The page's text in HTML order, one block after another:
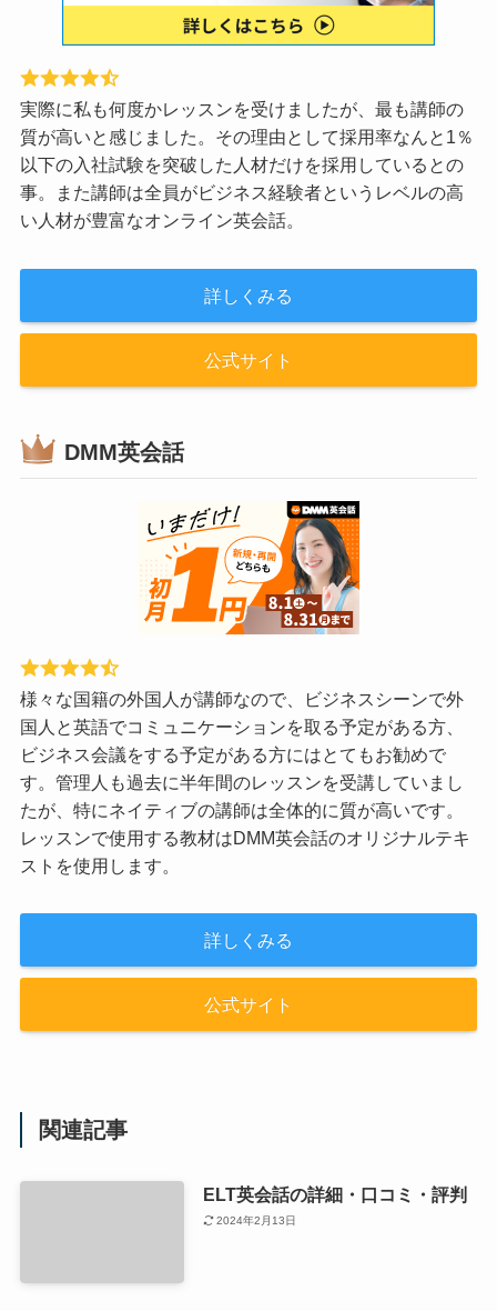
実際に私も何度かレッスンを受けましたが、最も講師の
質が高いと感じました。その理由として採用率なんと1％
以下の入社試験を突破した人材だけを採用しているとの
事。また講師は全員がビジネス経験者というレベルの高
い人材が豊富なオンライン英会話。
詳しくみる
公式サイト
DMM英会話
様々な国籍の外国人が講師なので、ビジネスシーンで外
国人と英語でコミュニケーションを取る予定がある方、
ビジネス会議をする予定がある方にはとてもお勧めで
す。管理人も過去に半年間のレッスンを受講していまし
たが、特にネイティブの講師は全体的に質が高いです。
レッスンで使用する教材はDMM英会話のオリジナルテキ
ストを使用します。
詳しくみる
公式サイト
関連記事
ELT英会話の詳細・口コミ・評判
2024年2月13日